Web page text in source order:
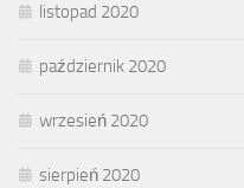
listopad 2020
październik 2020
wrzesień 2020
sierpień 2020